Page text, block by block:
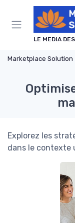
LE MEDIA
Marketplace Solution
Explorez les
dans le contexte
Panneau de